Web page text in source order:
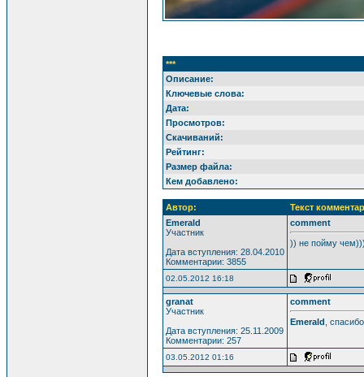
***
Описание:
Ключевые слова:
Дата:
Просмотров:
Скачиваний:
Рейтинг:
Размер файла:
Кем добавлено:
Автор:
Текст
Emerald
Участник
Дата вступления: 28.04.2010
Комментарии: 3855
comment
)) не пойму
02.05.2012 16:18
granat
Участник
Дата вступления: 25.11.2009
Комментарии: 257
comment
Emerald ,
03.05.2012 01:16